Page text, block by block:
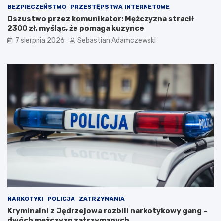
BEZPIECZEŃSTWO PRZESTĘPSTWA INTERNETOWE
Oszustwo przez komunikator: Mężczyzna stracił
2300 zł, myśląc, że pomaga kuzynce
7 sierpnia 2026 Sebastian Adamczewski
NARKOTYKI POLICJA ZATRZYMANIA
Kryminalni z Jędrzejowa rozbili narkotykowy gang –